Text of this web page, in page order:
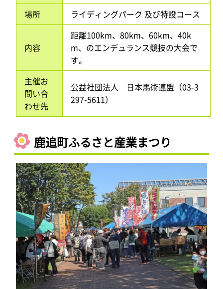
場所 ライディングパーク 及び特設コース
内容
距離100km、80km、60km、40k
m、のエンデュランス競技の大会で
す。
主催お
問い合
わせ先
公益社団法人 日本馬術連盟（03-3
297-5611）
鹿追町ふるさと産業まつり